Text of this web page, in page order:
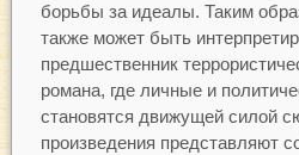
борьбы за идеалы. Таким
также может быть
предшественник
романа, где личные и
становятся движущей силой
произведения представляют